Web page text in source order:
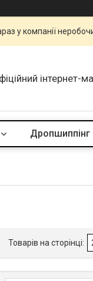
у компанії
інтернет-
Дропшиппінг